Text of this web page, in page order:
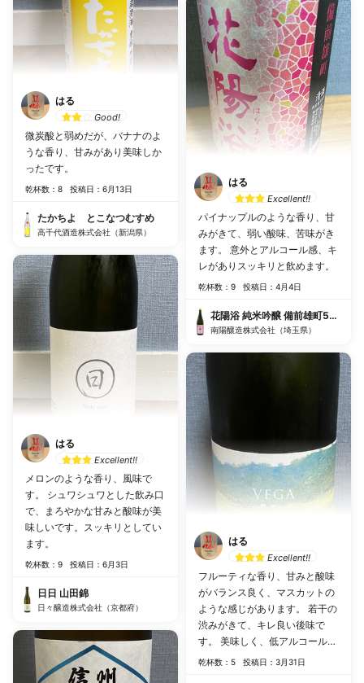
はる
Good!
微炭酸と弱めだが、バナナのよ
うな香り、甘みがあり美味しか
ったです。
乾杯数：8 投稿日：6月13日
たかちよ とこなつむすめ
高千代酒造株式会社（新潟県）
はる
Excellent!!
メロンのような香り、風味で
す。 シュワシュワとした飲み口
で、まろやかな甘みと酸味が美
味しいです。スッキリとしてい
ます。
乾杯数：9 投稿日：6月3日
日日 山田錦
日々醸造株式会社（京都府）
はる
Excellent!!
パイナップルのような香り、甘
みがきて、弱い酸味、苦味がき
ます。 意外とアルコール感、キ
レがありスッキリと飲めます。
乾杯数：9 投稿日：4月4日
花陽浴 純米吟醸 備前雄町55% 生
南陽釀造株式会社（埼玉県）
はる
Excellent!!
フルーティな香り、甘みと酸味
がバランス良く、マスカットの
ような感じがあります。 若干の
渋みがきて、キレ良い後味で
す。 美味しく、低アルコールで
どんどんと飲めてしまいます。
乾杯数：5 投稿日：3月31日